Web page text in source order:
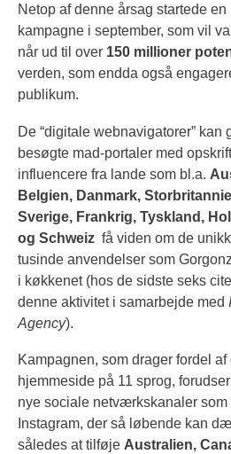
Netop af denne årsag startede en
kampagne i september, som vil
når ud til over 150 millioner
verden, som endda også
publikum.
De “digitale webnavigatorer” kan
besøgte mad-portaler med
influencere fra lande som bl.a.
Belgien, Danmark,
Sverige, Frankrig, Tyskland,
og Schweiz få viden om de
tusinde anvendelser som
i køkkenet (hos de sidste seks
denne aktivitet i samarbejde med
Agency).
Kampagnen, som drager fordel
hjemmeside på 11 sprog,
nye sociale netværkskanaler som
Instagram, der så løbende kan
således at tilføje Australien,